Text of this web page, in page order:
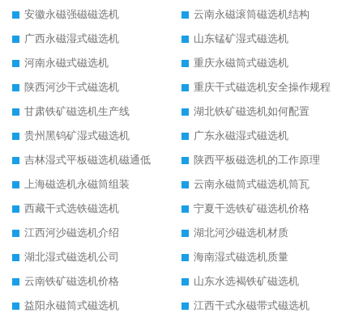
安徽永磁强磁磁选机
云南永磁滚筒磁选机结构
广西永磁湿式磁选机
山东锰矿湿式磁选机
河南永磁式磁选机
重庆永磁筒式磁选机
陕西河沙干式磁选机
重庆干式磁选机安全操作规程
甘肃铁矿磁选机生产线
湖北铁矿磁选机如何配置
贵州黑钨矿湿式磁选机
广东永磁湿式磁选机
吉林湿式平板磁选机磁通低
陕西平板磁选机的工作原理
上海磁选机永磁筒组装
云南永磁筒式磁选机筒瓦
西藏干式选铁磁选机
宁夏干选铁矿磁选机价格
江西河沙磁选机介绍
湖北河沙磁选机材质
湖北湿式磁选机公司
海南湿式磁选机质量
云南铁矿磁选机价格
山东水选褐铁矿磁选机
益阳永磁筒式磁选机
江西干式永磁带式磁选机